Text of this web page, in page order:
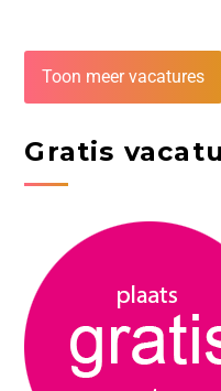
Toon meer vacatures
Gratis